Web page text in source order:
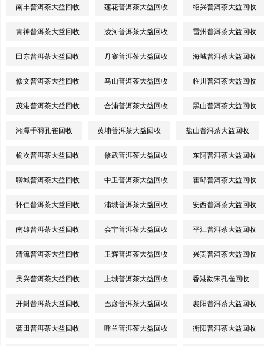
南丰普洱茶大益回收 莲花普洱茶大益回收 绍兴普洱茶大益回收
青神普洱茶大益回收 凌河普洱茶大益回收 雷州普洱茶大益回收
田东普洱茶大益回收 丹寨普洱茶大益回收 海城普洱茶大益回收
修文普洱茶大益回收 马山普洱茶大益回收 临川普洱茶大益回收
茂港普洱茶大益回收 合浦普洱茶大益回收 黑山普洱茶大益回收
湘潭千羽孔雀回收 黄埔普洱茶大益回收 盐山普洱茶大益回收
榆次普洱茶大益回收 修武普洱茶大益回收 东阿普洱茶大益回收
聊城普洱茶大益回收 中卫普洱茶大益回收 霍邱普洱茶大益回收
怀仁普洱茶大益回收 浦城普洱茶大益回收 安西普洱茶大益回收
南雄普洱茶大益回收 会宁普洱茶大益回收 平江普洱茶大益回收
清流普洱茶大益回收 卫辉普洱茶大益回收 兴宾普洱茶大益回收
吴兴普洱茶大益回收 上城普洱茶大益回收 香港勐宋孔雀回收
开封普洱茶大益回收 巴彦普洱茶大益回收 襄阳普洱茶大益回收
蓝田普洱茶大益回收 呼兰普洱茶大益回收 衡阳普洱茶大益回收